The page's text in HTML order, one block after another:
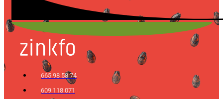
665 98 58 74
609 118 071